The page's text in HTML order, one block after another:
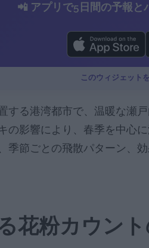
📲 アプリで5日間の予報と
このウィジェット
する港湾都市で、温暖な瀬
の影響により、春季を中心
季節ごとの飛散パターン、
花粉カウン